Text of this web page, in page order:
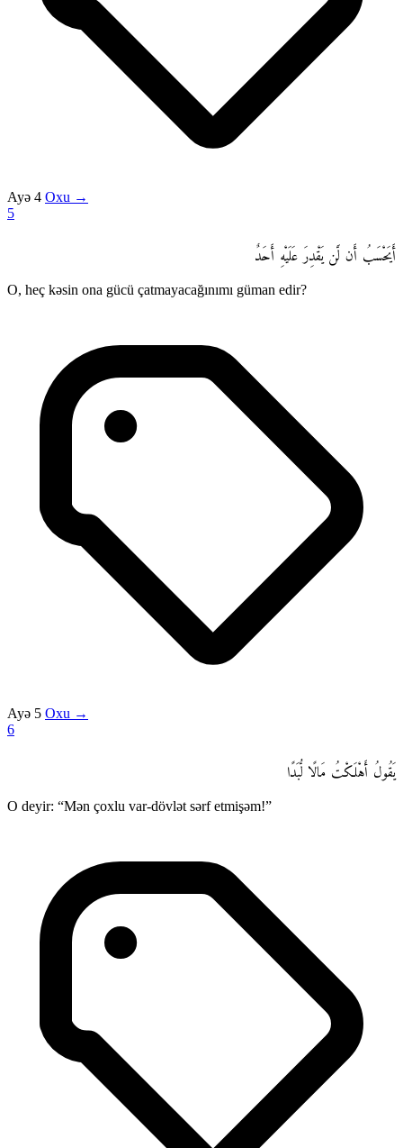
Ayə 4 Oxu →
5
أَيَحْسَبُ أَن لَّن يَقْدِرَ عَلَيْهِ أَحَدٌ
O, heç kəsin ona gücü çatmayacağınımı güman edir?
Ayə 5 Oxu →
6
يَقُولُ أَهْلَكْتُ مَالًا لُّبَدًا
O deyir: “Mən çoxlu var-dövlət sərf etmişəm!”